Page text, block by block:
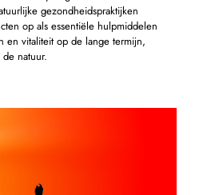
gezondheidspraktijken
op als essentiële hulpmiddelen
en vitaliteit op de lange termijn,
natuur.